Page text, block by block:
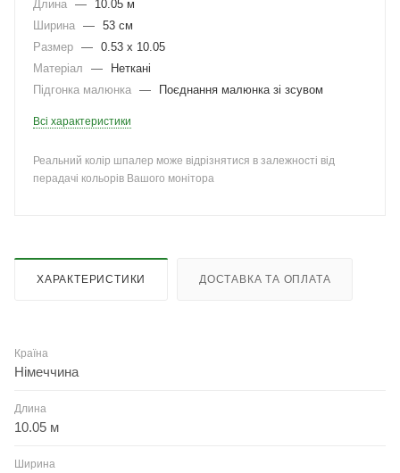
Длина —
10.05 м
Ширина — 53 см
Размер — 0.53 x 10.05
Матеріал
—
Неткані
Підгонка малюнка — Поєднання малюнка зі зсувом
Всі характеристики
Реальний колір шпалер може відрізнятися в залежності від
перадачі кольорів Вашого монітора
ХАРАКТЕРИСТИКИ ДОСТАВКА ТА ОПЛАТА
Країна
Німеччина
Длина
10.05 м
Ширина